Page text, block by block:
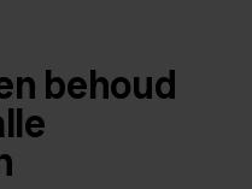
behoud